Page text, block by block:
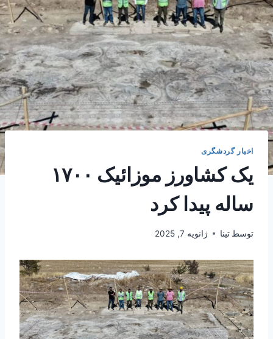
اخبار گردشگری
یک کشاورز موزائیک ۱۷۰۰
ساله پیدا کرد
توسط تینا ژانویه 7, 2025